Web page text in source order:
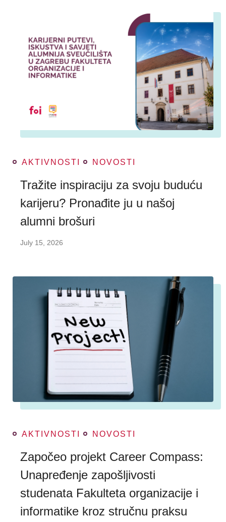
AKTIVNOSTI NOVOSTI
Tražite inspiraciju za svoju buduću
karijeru? Pronađite ju u našoj
alumni brošuri
July 15, 2026
AKTIVNOSTI NOVOSTI
Započeo projekt Career Compass:
Unapređenje zapošljivosti
studenata Fakulteta organizacije i
informatike kroz stručnu praksu